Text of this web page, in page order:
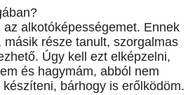
az alkotóképességemet. Ennek
része tanult, szorgalmas
Úgy kell ezt elképzelni,
és hagymám, abból nem
bárhogy is erőlködöm.